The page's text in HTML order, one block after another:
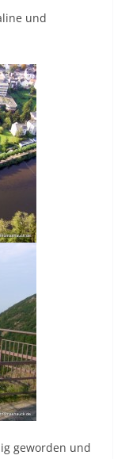
und
geworden und